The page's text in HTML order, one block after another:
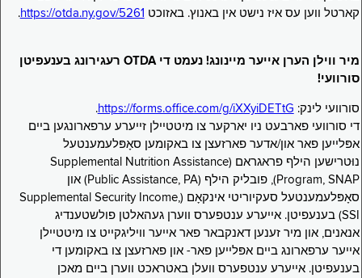
קארטל ווען עס איז נישט אין באנוץ. באזוכט https://otda.ny.gov/5261
.
מיר ווילן הערן אייער מיינונג! נעמט די OTDA רעגירונג בענעפיטן
סורוועי!
סורוועי לינק: https://forms.office.com/g/iXXyiDETtG
.
די סורוועי פארבעט ניו יארקער צו מיטטיילן זייערע ערפארונגען ביים
אפּלייען פאר און/אדער פארזעצן צו באקומען סאָפּלעמענטעל
נוּטרישען הילף פראגראם (Supplemental Nutrition Assistance
Program, SNAP), פובליק הילף (Public Assistance, PA) און
סאָפּלעמענטעל סעקיוריטי אינקאָם (Supplemental Security Income,
SSI) בענעפיטן. אייערע ענטפערס ווערן געהאלטן פולשטענדיג
אנאנים, און מיר זענען דאנקבאר פאר אייער וויליגקייט צו מיטטיילן
אייער ערפארונג ביים אפּלייען פאר- און פארזעצן צו באקומען די
בענעפיטן. אייערע ענטפערס וועלן באטראכט ווערן ביים מאכן